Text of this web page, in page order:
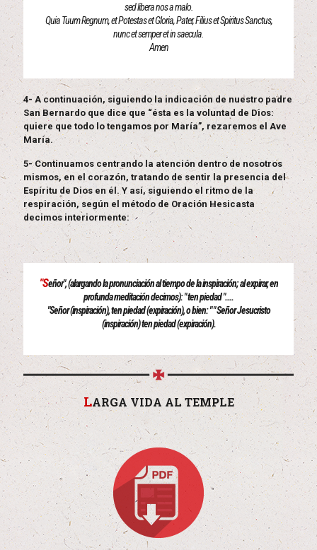
sed libera nos a malo.
Quia Tuum Regnum, et Potestas et Gloria, Pater, Filius et Spiritus Sanctus,
nunc et semper et in saecula.
Amen
4- A continuación, siguiendo la indicación de nuestro padre
San Bernardo que dice que “ésta es la voluntad de Dios:
quiere que todo lo tengamos por María”, rezaremos el Ave
María.
5- Continuamos centrando la atención dentro de nosotros
mismos, en el corazón, tratando de sentir la presencia del
Espíritu de Dios en él. Y así, siguiendo el ritmo de la
respiración, según el método de Oración Hesicasta
decimos interiormente:
"Señor", (alargando la pronunciación al tiempo de la inspiración; al expirar, en
profunda meditación decimos): " ten piedad "....
"Señor (inspiración), ten piedad (expiración), o bien: " " Señor Jesucristo
(inspiración) ten piedad (expiración).
LARGA VIDA AL TEMPLE